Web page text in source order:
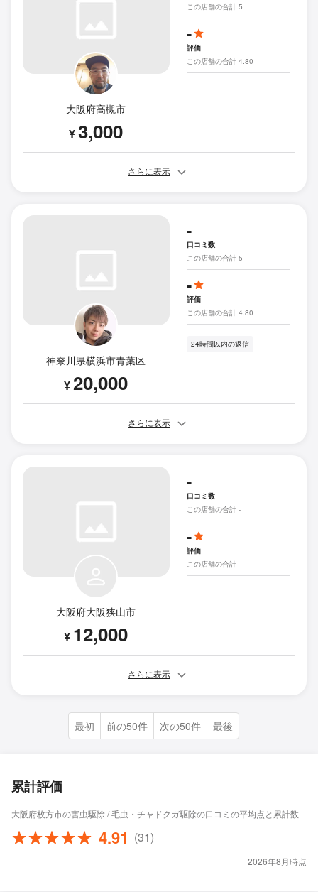
大阪府高槻市
¥3,000
この店舗の合計 5
-
評価
この店舗の合計 4.80
さらに表示
神奈川県横浜市青葉区
¥20,000
-
口コミ数
この店舗の合計 5
-
評価
この店舗の合計 4.80
24時間以内の返信
さらに表示
大阪府大阪狭山市
¥ 12,000
-
口コミ数
この店舗の合計 -
-
評価
この店舗の合計 -
さらに表示
最初 前の50件 次の50件 最後
累計評価
大阪府枚方市の害虫駆除 / 毛虫・チャドクガ駆除の口コミの平均点と累計数
4.91 (31)
2026年8月時点